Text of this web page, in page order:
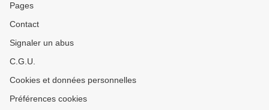
Pages
Contact
Signaler un abus
C.G.U.
Cookies et données personnelles
Préférences cookies